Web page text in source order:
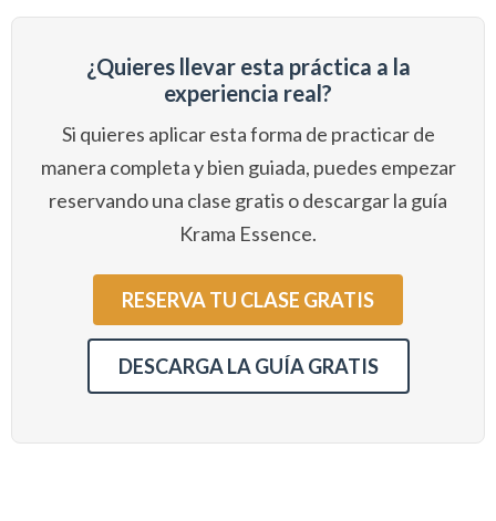
¿Quieres llevar esta práctica a la
experiencia real?
Si quieres aplicar esta forma de practicar de
manera completa y bien guiada, puedes empezar
reservando una clase gratis o descargar la guía
Krama Essence.
RESERVA TU CLASE GRATIS
DESCARGA LA GUÍA GRATIS